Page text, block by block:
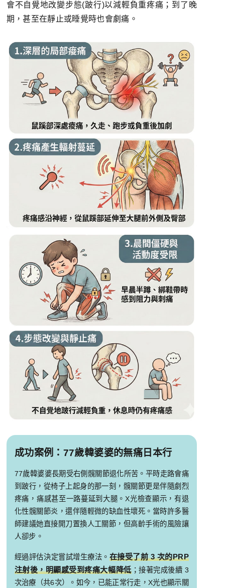
會不自覺地改變步態(跛行)以減輕負重疼痛；到了晚
期，甚至在靜止或睡覺時也會劇痛。
成功案例：77歲韓婆婆的無痛日本行
77歲韓婆婆長期受右側髖關節退化所苦。平時走路會痛
到跛行，從椅子上起身的那一刻，髖關節更是伴隨劇烈
疼痛，痛感甚至一路蔓延到大腿。X光檢查顯示，有退
化性髖關節炎，還伴隨輕微的缺血性壞死。當時許多醫
師建議她直接開刀置換人工關節，但高齡手術的風險讓
人卻步。
經過評估決定嘗試增生療法。 在接受了前 3 次的PRP
注射後，明顯感受到疼痛大幅降低；接著完成後續 3
次治療（共6次）。如今，已能正常行走，X光也顯示關